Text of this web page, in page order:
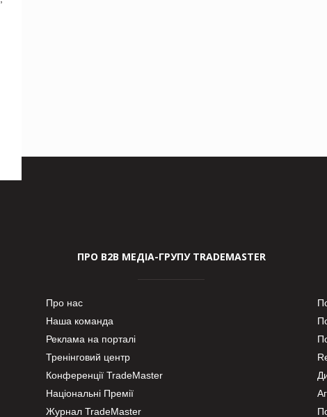
ПРО В2В МЕДІА-ГРУПУ TRADEMASTER
Про нас
Наша команда
Реклама на порталі
Тренінговий центр
Конференції TradeMaster
Національні Премії
Журнал TradeMaster